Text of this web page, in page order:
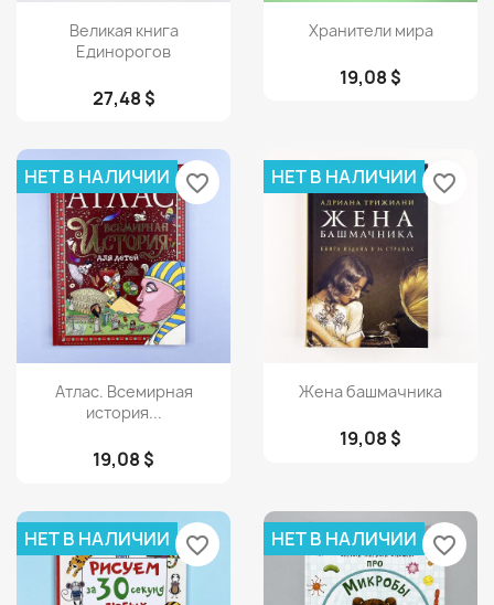
Просмотр
Великая книга
Единорогов
27,48 $
Просмотр
Хранители мира
19,08 $
Просмотр
Атлас. Всемирная
история...
19,08 $
НЕТ В НАЛИЧИИ favorite_border
Просмотр
Жена башмачника
19,08 $
НЕТ В НАЛИЧИИ favorite_border
НЕТ В НАЛИЧИИ favorite_border НЕТ В НАЛИЧИИ favorite_border